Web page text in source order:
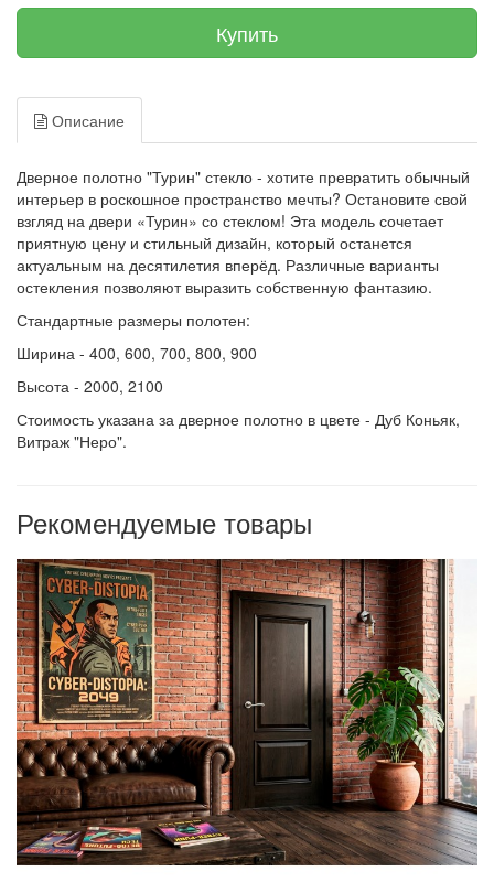
Купить
Описание
Дверное полотно "Турин" стекло - хотите превратить обычный
интерьер в роскошное пространство мечты? Остановите свой
взгляд на двери «Турин» со стеклом! Эта модель сочетает
приятную цену и стильный дизайн, который останется
актуальным на десятилетия вперёд. Различные варианты
остекления позволяют выразить собственную фантазию.
Стандартные размеры полотен:
Ширина - 400, 600, 700, 800, 900
Высота - 2000, 2100
Стоимость указана за дверное полотно в цвете - Дуб Коньяк,
Витраж "Неро".
Рекомендуемые товары